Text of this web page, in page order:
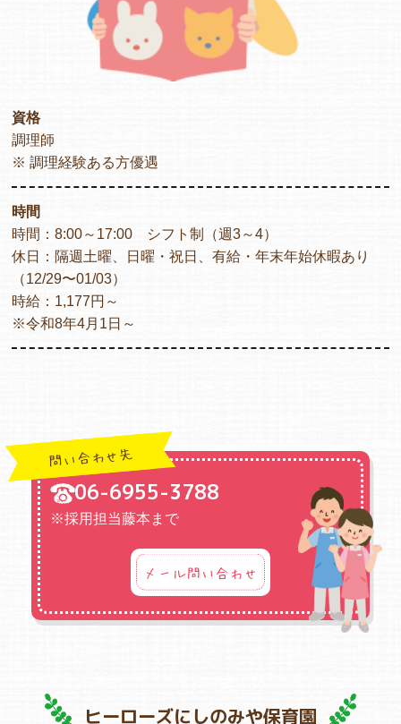
資格
調理師
※ 調理経験ある方優遇
時間
時間：8:00～17:00 シフト制（週3～4）
休日：隔週土曜、日曜・祝日、有給・年末年始休暇あり
（12/29〜01/03）
時給：1,177円～
※令和8年4月1日～
問い合わせ先
06-6955-3788
※採用担当藤本まで
メール問い合わせ
ヒーローズにしのみや保育園